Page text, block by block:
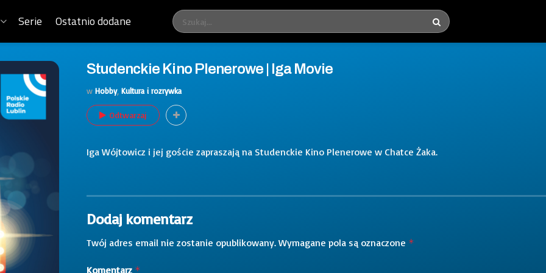
Serie Ostatnio dodane
Studenckie Kino Plenerowe | Iga Movie
w Hobby, Kultura i rozrywka
Odtwarzaj
Iga Wójtowicz i jej goście zapraszają na Studenckie Kino Plenerowe w Chatce Żaka.
Dodaj komentarz
Twój adres email nie zostanie opublikowany. Wymagane pola są oznaczone *
Komentarz *